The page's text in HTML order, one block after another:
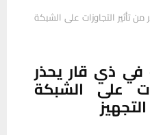
تأثير التجاوزات على الشبكة
في ذي قار يحذر
على الشبكة